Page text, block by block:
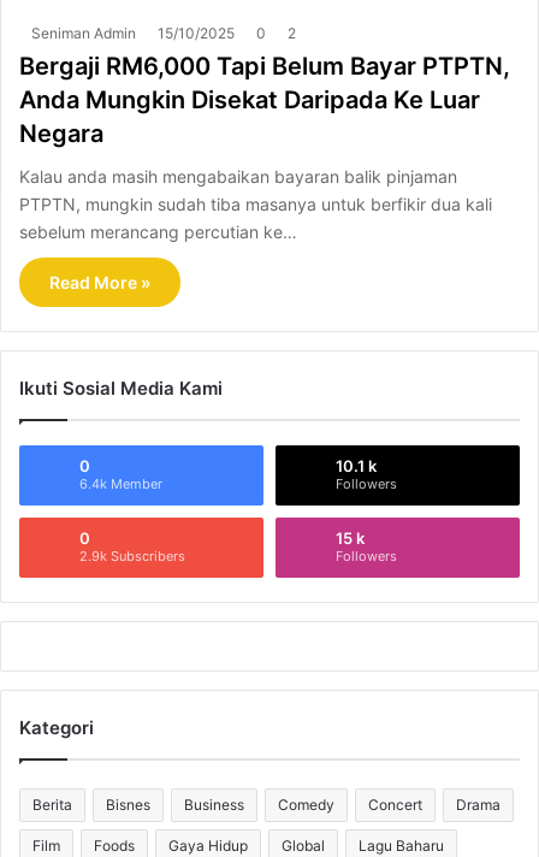
Seniman Admin 15/10/2025 0 2
Bergaji RM6,000 Tapi Belum Bayar PTPTN,
Anda Mungkin Disekat Daripada Ke Luar
Negara
Kalau anda masih mengabaikan bayaran balik pinjaman
PTPTN, mungkin sudah tiba masanya untuk berfikir dua kali
sebelum merancang percutian ke…
Read More »
Ikuti Sosial Media Kami
0
6.4k Member
10.1 k
Followers
0
2.9k Subscribers
15 k
Followers
Kategori
Berita Bisnes Business Comedy Concert Drama
Film Foods Gaya Hidup Global Lagu Baharu